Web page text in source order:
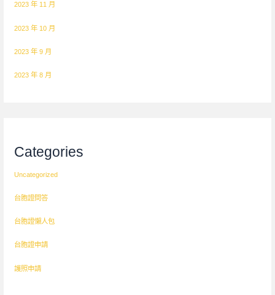
2023 年 11 月
2023 年 10 月
2023 年 9 月
2023 年 8 月
Categories
Uncategorized
台胞證問答
台胞證懶人包
台胞證申請
護照申請